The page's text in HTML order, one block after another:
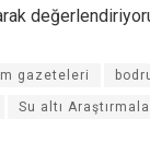
gazeteleri
Su altı